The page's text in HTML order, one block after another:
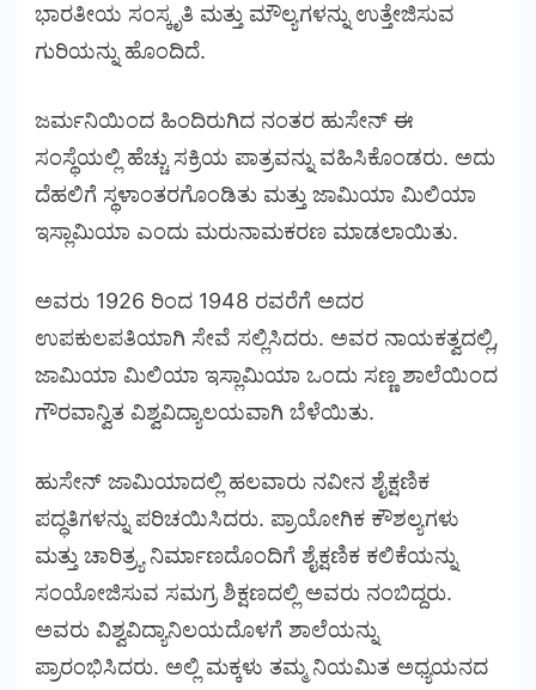
ಭಾರತೀಯ ಸಂಸ್ಕೃತಿ ಮತ್ತು ಮೌಲ್ಯಗಳನ್ನು ಉತ್ತೇಜಿಸುವ
ಗುರಿಯನ್ನು ಹೊಂದಿದೆ.
ಜರ್ಮನಿಯಿಂದ ಹಿಂದಿರುಗಿದ ನಂತರ ಹುಸೇನ್ ಈ
ಸಂಸ್ಥೆಯಲ್ಲಿ ಹೆಚ್ಚು ಸಕ್ರಿಯ ಪಾತ್ರವನ್ನು ವಹಿಸಿಕೊಂಡರು. ಅದು
ದೆಹಲಿಗೆ ಸ್ಥಳಾಂತರಗೊಂಡಿತು ಮತ್ತು ಜಾಮಿಯಾ ಮಿಲಿಯಾ
ಇಸ್ಲಾಮಿಯಾ ಎಂದು ಮರುನಾಮಕರಣ ಮಾಡಲಾಯಿತು.
ಅವರು 1926 ರಿಂದ 1948 ರವರೆಗೆ ಅದರ
ಉಪಕುಲಪತಿಯಾಗಿ ಸೇವೆ ಸಲ್ಲಿಸಿದರು. ಅವರ ನಾಯಕತ್ವದಲ್ಲಿ,
ಜಾಮಿಯಾ ಮಿಲಿಯಾ ಇಸ್ಲಾಮಿಯಾ ಒಂದು ಸಣ್ಣ ಶಾಲೆಯಿಂದ
ಗೌರವಾನ್ವಿತ ವಿಶ್ವವಿದ್ಯಾಲಯವಾಗಿ ಬೆಳೆಯಿತು.
ಹುಸೇನ್ ಜಾಮಿಯಾದಲ್ಲಿ ಹಲವಾರು ನವೀನ ಶೈಕ್ಷಣಿಕ
ಪದ್ಧತಿಗಳನ್ನು ಪರಿಚಯಿಸಿದರು. ಪ್ರಾಯೋಗಿಕ ಕೌಶಲ್ಯಗಳು
ಮತ್ತು ಚಾರಿತ್ರ್ಯ ನಿರ್ಮಾಣದೊಂದಿಗೆ ಶೈಕ್ಷಣಿಕ ಕಲಿಕೆಯನ್ನು
ಸಂಯೋಜಿಸುವ ಸಮಗ್ರ ಶಿಕ್ಷಣದಲ್ಲಿ ಅವರು ನಂಬಿದ್ದರು.
ಅವರು ವಿಶ್ವವಿದ್ಯಾನಿಲಯದೊಳಗೆ ಶಾಲೆಯನ್ನು
ಪ್ರಾರಂಭಿಸಿದರು. ಅಲ್ಲಿ ಮಕ್ಕಳು ತಮ್ಮ ನಿಯಮಿತ ಅಧ್ಯಯನದ